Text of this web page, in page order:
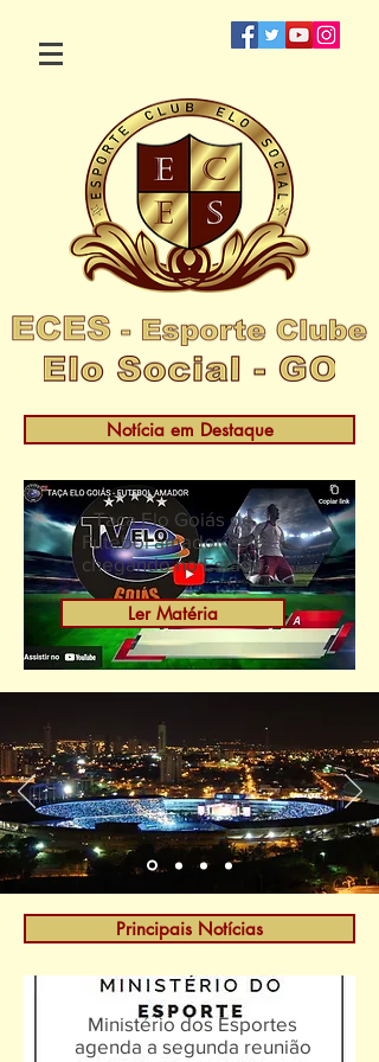
Notícia em Destaque
Taça Elo Goiás de
Futebol amador está
chegando no Estado
Ler Matéria
Principais Notícias
Ministério dos Esportes
agenda a segunda reunião